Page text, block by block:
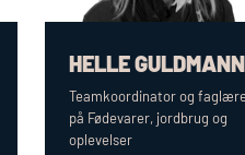
HELLE GULDMANN
Teamkoordinator og
på Fødevarer, jordbrug og
oplevelser